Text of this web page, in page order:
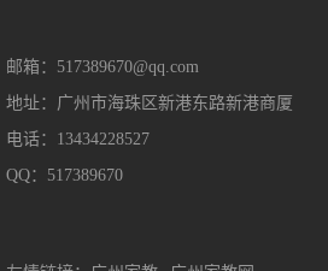
邮箱：517389670@qq.com
地址：广州市海珠区新港东路新港商厦
电话：13434228527
QQ：517389670